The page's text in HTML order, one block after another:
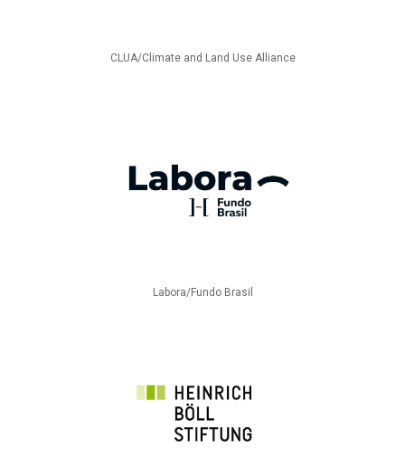
CLUA/Climate and Land Use Alliance
Labora/Fundo Brasil